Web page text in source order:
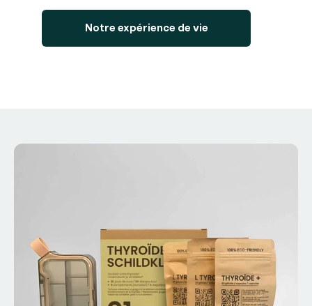
Notre expérience de vie